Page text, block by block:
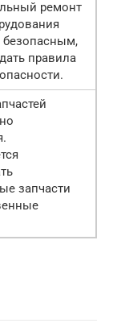
ремонт
правила
запчасти